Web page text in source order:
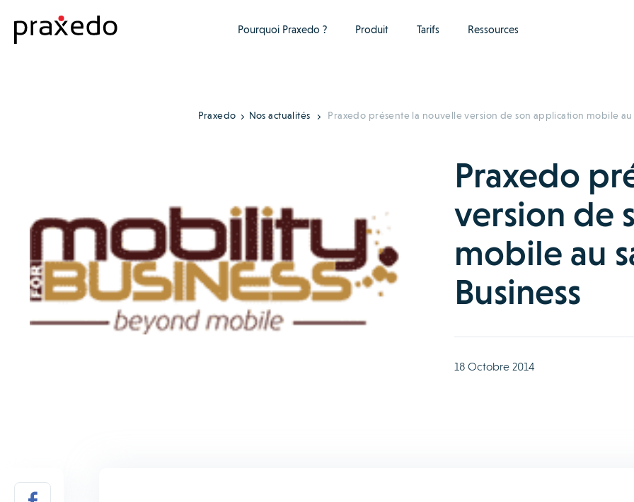
Pourquoi Praxedo ? Produit Tarifs Ressources
Praxedo Nos actualités Praxedo présente la nouvelle version de son application mobile au
Praxedo
version de
mobile au
Business
18 Octobre 2014